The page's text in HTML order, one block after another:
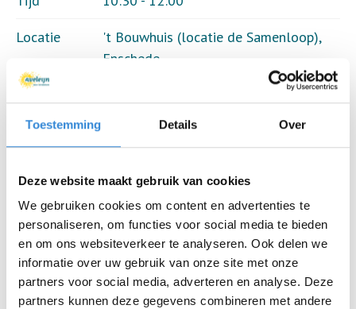
Toestemming Details Over
Deze website maakt gebruik van cookies
We gebruiken cookies om content en advertenties te
personaliseren, om functies voor social media te bieden
en om ons websiteverkeer te analyseren. Ook delen we
informatie over uw gebruik van onze site met onze
partners voor social media, adverteren en analyse. Deze
partners kunnen deze gegevens combineren met andere
Locatie
't Bouwhuis (locatie de Samenloop),
Enschede
Thema
Kosten
Aanmelden is niet meer mogelijk.
Terug naar het overzicht